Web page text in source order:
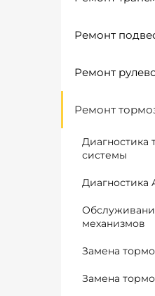
Ремонт
Ремонт
Ремонт
Диагностика
системы
Диагностика
механизмов
Замена
Замена